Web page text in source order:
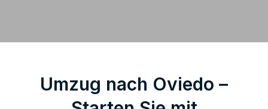
Umzug nach Oviedo –